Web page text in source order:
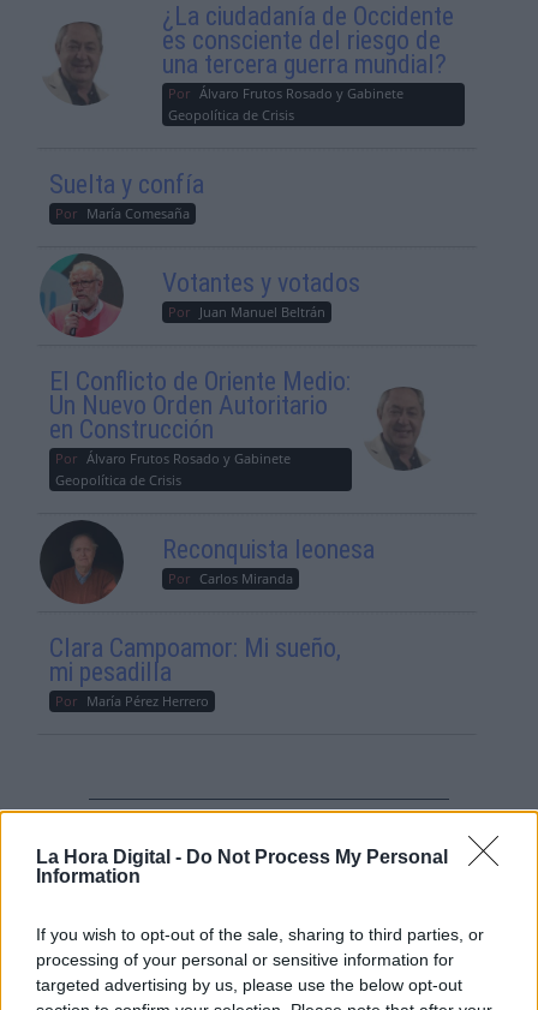
La Hora Digital - Do Not Process My Personal
Information
If you wish to opt-out of the sale, sharing to third parties, or
processing of your personal or sensitive information for
targeted advertising by us, please use the below opt-out
¿La ciudadanía de Occidente
es consciente del riesgo de
una tercera guerra mundial?
Por Álvaro Frutos Rosado y Gabinete
Geopolítica de Crisis
Suelta y confía
Por María Comesaña
Votantes y votados
Por Juan Manuel Beltrán
El Conflicto de Oriente Medio:
Un Nuevo Orden Autoritario
en Construcción
Por Álvaro Frutos Rosado y Gabinete
Geopolítica de Crisis
Reconquista leonesa
Por Carlos Miranda
Clara Campoamor: Mi sueño,
mi pesadilla
Por María Pérez Herrero
LABERINTO ESPAÑOL | LABERINTO ESPAÑOL |
LABERINTO ESPAÑOL